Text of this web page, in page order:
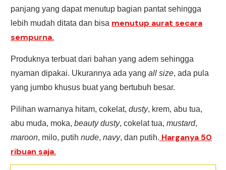
panjang yang dapat menutup bagian pantat sehingga
lebih mudah ditata dan bisa menutup aurat secara
sempurna.
Produknya terbuat dari bahan yang adem sehingga
nyaman dipakai. Ukurannya ada yang all size, ada pula
yang jumbo khusus buat yang bertubuh besar.
Pilihan warnanya hitam, cokelat, dusty, krem, abu tua,
abu muda, moka, beauty dusty, cokelat tua, mustard,
maroon, milo, putih nude, navy, dan putih. Harganya 50
ribuan saja.